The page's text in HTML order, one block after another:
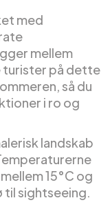
med
mellem
turister på dette
så du
i ro og
landskab
15°C og
til sightseeing.